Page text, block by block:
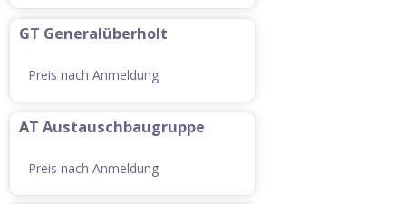
GT Generalüberholt
Preis nach Anmeldung
AT Austauschbaugruppe
Preis nach Anmeldung